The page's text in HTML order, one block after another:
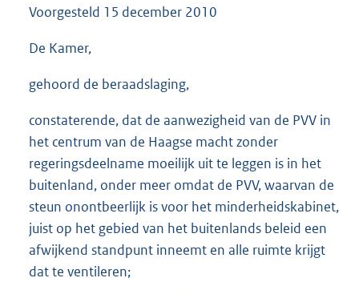
Voorgesteld 15 december 2010
De Kamer,
gehoord de beraadslaging,
constaterende, dat de aanwezigheid van de PVV in
het centrum van de Haagse macht zonder
regeringsdeelname moeilijk uit te leggen is in het
buitenland, onder meer omdat de PVV, waarvan de
steun onontbeerlijk is voor het minderheidskabinet,
juist op het gebied van het buitenlands beleid een
afwijkend standpunt inneemt en alle ruimte krijgt
dat te ventileren;